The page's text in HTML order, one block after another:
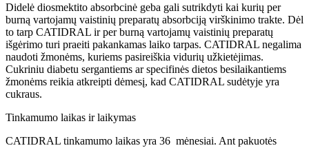
Didelė diosmektito absorbcinė geba gali sutrikdyti kai kurių per
burną vartojamų vaistinių preparatų absorbciją virškinimo trakte. Dėl
to tarp CATIDRAL ir per burną vartojamų vaistinių preparatų
išgėrimo turi praeiti pakankamas laiko tarpas. CATIDRAL negalima
naudoti žmonėms, kuriems pasireiškia vidurių užkietėjimas.
Cukriniu diabetu sergantiems ar specifinės dietos besilaikantiems
žmonėms reikia atkreipti dėmesį, kad CATIDRAL sudėtyje yra
cukraus.
Tinkamumo laikas ir laikymas
CATIDRAL tinkamumo laikas yra 36 mėnesiai. Ant pakuotės